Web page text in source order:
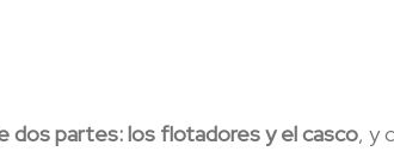
dos partes: los flotadores y el casco, y